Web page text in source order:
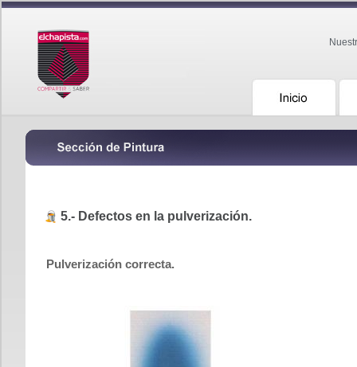
5.- Defectos en la pulverización.
Pulverización correcta.